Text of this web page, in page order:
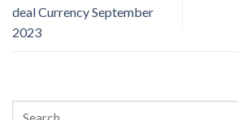
deal Currency September
2023